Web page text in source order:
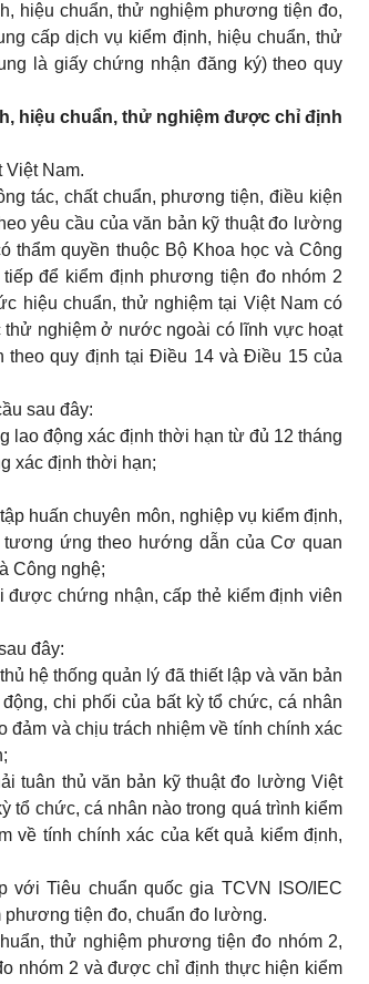
hiệu chuẩn, thử nghiệm phương tiện đo,
cấp dịch vụ kiểm định, hiệu chuẩn, thử
là giấy chứng nhận đăng ký) theo quy
hiệu chuẩn, thử nghiệm được chỉ định
Việt Nam.
tác, chất chuẩn, phương tiện, điều kiện
yêu cầu của văn bản kỹ thuật đo lường
quyền thuộc Bộ Khoa học và Công
để kiểm định phương tiện đo nhóm 2
hiệu chuẩn, thử nghiệm tại Việt Nam có
nghiệm ở nước ngoài có lĩnh vực hoạt
quy định tại Điều 14 và Điều 15 của
sau đây:
lao động xác định thời hạn từ đủ 12 tháng
xác định thời hạn;
huấn chuyên môn, nghiệp vụ kiểm định,
ứng theo hướng dẫn của Cơ quan
Công nghệ;
chứng nhận, cấp thẻ kiểm định viên
đây:
hệ thống quản lý đã thiết lập và văn bản
chi phối của bất kỳ tổ chức, cá nhân
đảm và chịu trách nhiệm về tính chính xác
tuân thủ văn bản kỹ thuật đo lường Việt
tổ chức, cá nhân nào trong quá trình kiểm
về tính chính xác của kết quả kiểm định,
Tiêu chuẩn quốc gia TCVN ISO/IEC
phương tiện đo, chuẩn đo lường.
thử nghiệm phương tiện đo nhóm 2,
nhóm 2 và được chỉ định thực hiện kiểm